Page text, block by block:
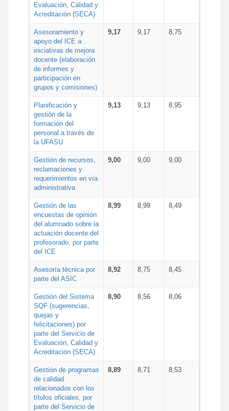
Evaluación, Calidad y
Acreditación (SECA)
Asesoramiento y
apoyo del ICE a
iniciativas de mejora
docente (elaboración
de informes y
participación en
grupos y comisiones)
9,17 9,17 8,75
Planificación y
gestión de la
formación del
personal a través de
la UFASU
9,13 9,13 8,95
Gestión de recursos,
reclamaciones y
requerimientos en vía
administrativa
9,00 9,00 9,00
Gestión de las
encuestas de opinión
del alumnado sobre la
actuación docente del
profesorado, por parte
del ICE
8,99 8,99 8,49
Asesoría técnica por
parte del ASIC
8,92 8,75 8,45
Gestión del Sistema
SQF (sugerencias,
quejas y
felicitaciones) por
parte del Servicio de
Evaluación, Calidad y
Acreditación (SECA)
8,90 8,56 8,06
Gestión de programas
de calidad
relacionados con los
títulos oficiales, por
parte del Servicio de
8,89 8,71 8,53